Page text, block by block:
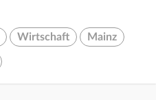
Wirtschaft Mainz